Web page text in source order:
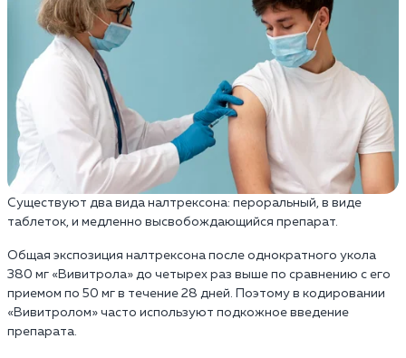
Существуют два вида налтрексона: пероральный, в виде
таблеток, и медленно высвобождающийся препарат.
Общая экспозиция налтрексона после однократного укола
380 мг «Вивитрола» до четырех раз выше по сравнению с его
приемом по 50 мг в течение 28 дней. Поэтому в кодировании
«Вивитролом» часто используют подкожное введение
препарата.